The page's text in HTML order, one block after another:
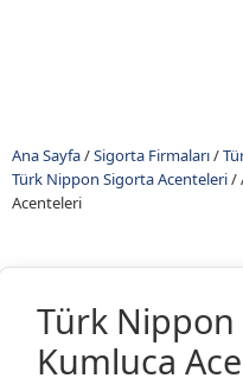
Ana Sayfa/Sigorta Firmaları/
Türk Nippon Sigorta Acenteleri/
Acenteleri
Türk
Kumluca